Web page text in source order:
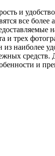
и
все более
и трех
из наиболее
средств.
и